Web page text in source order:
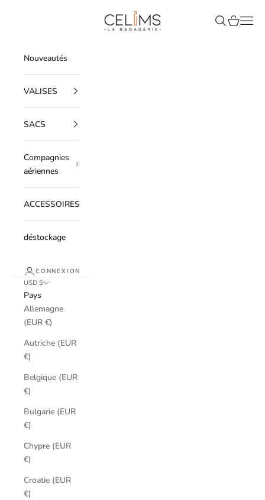
Celims France Recherche
Panier
Nouveautés
VALISES
SACS
Compagnies
aériennes
ACCESSOIRES
déstockage
CONNEXION
USD $
Pays
Allemagne
(EUR €)
Autriche (EUR
€)
Belgique (EUR
€)
Bulgarie (EUR
€)
Chypre (EUR
€)
Croatie (EUR
€)